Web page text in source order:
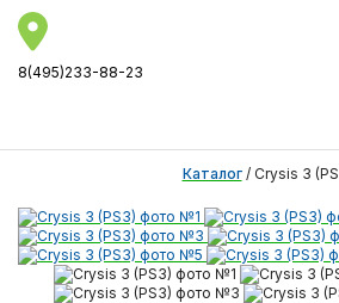
8(495)233-88-23
Каталог/ Crysis 3